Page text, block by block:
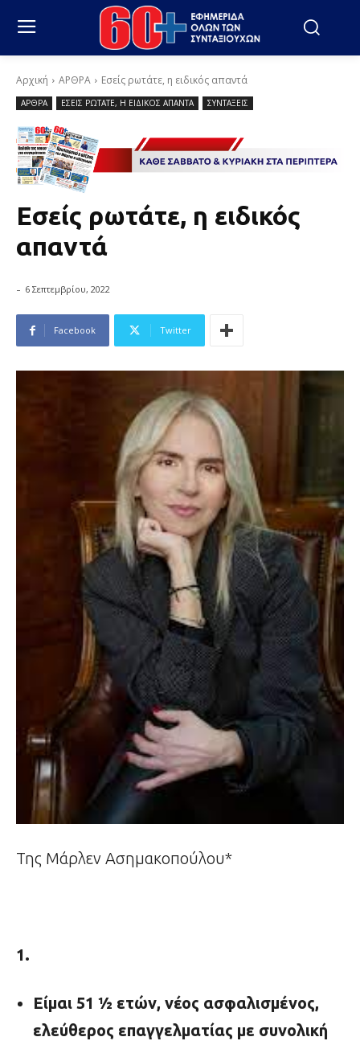
Αρχική ΑΡΘΡΑ Εσείς ρωτάτε, η ειδικός απαντά
ΑΡΘΡΑ ΕΣΕΙΣ ΡΩΤΑΤΕ, Η ΕΙΔΙΚΟΣ ΑΠΑΝΤΑ ΣΥΝΤΑΞΕΙΣ
Εσείς ρωτάτε, η ειδικός
απαντά
- 6 Σεπτεμβρίου, 2022
Facebook Twitter
Της Μάρλεν Ασημακοπούλου*
1.
Είμαι 51 ½ ετών, νέος ασφαλισμένος,
ελεύθερος επαγγελματίας με συνολική